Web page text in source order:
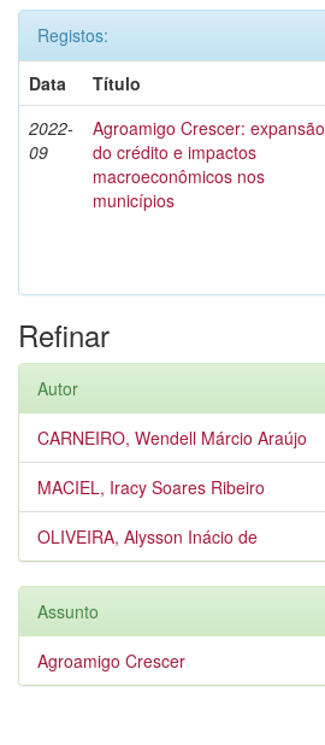
Registos:
Data
Título
2022-
09
Agroamigo Crescer: expansão
do crédito e impactos
macroeconômicos nos
municípios
Refinar
Autor
CARNEIRO, Wendell Márcio Araújo
MACIEL, Iracy Soares Ribeiro
OLIVEIRA, Alysson Inácio de
Assunto
Agroamigo Crescer